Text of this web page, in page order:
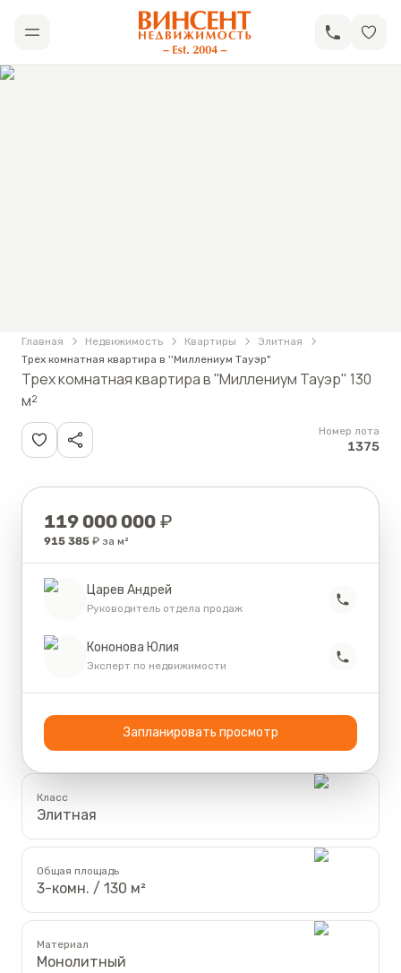
Открыть меню
АН «Винсент Недвижимость»
Главная Недвижимость Квартиры
Элитная
Трех комнатная квартира в ''Миллениум Тауэр"
Трех комнатная квартира в ''Миллениум Тауэр" 130
м²
Номер лота
1375
Фотографии
Класс
Элитная
Общая площадь
3-комн. / 130 м²
Материал
Монолитный
Цена
119 000 000 ₽
915 385 ₽ за м²
Царев Андрей
Руководитель отдела продаж
Кононова Юлия
Эксперт по недвижимости
Запланировать просмотр